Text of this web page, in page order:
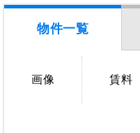
物件一覧
画像 賃料